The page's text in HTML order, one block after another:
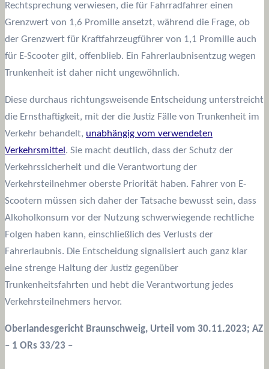
Rechtsprechung verwiesen, die für Fahrradfahrer einen
Grenzwert von 1,6 Promille ansetzt, während die Frage, ob
der Grenzwert für Kraftfahrzeugführer von 1,1 Promille auch
für E-Scooter gilt, offenblieb. Ein Fahrerlaubnisentzug wegen
Trunkenheit ist daher nicht ungewöhnlich.
Diese durchaus richtungsweisende Entscheidung unterstreicht
die Ernsthaftigkeit, mit der die Justiz Fälle von Trunkenheit im
Verkehr behandelt, unabhängig vom verwendeten
Verkehrsmittel . Sie macht deutlich, dass der Schutz der
Verkehrssicherheit und die Verantwortung der
Verkehrsteilnehmer oberste Priorität haben. Fahrer von E-
Scootern müssen sich daher der Tatsache bewusst sein, dass
Alkoholkonsum vor der Nutzung schwerwiegende rechtliche
Folgen haben kann, einschließlich des Verlusts der
Fahrerlaubnis. Die Entscheidung signalisiert auch ganz klar
eine strenge Haltung der Justiz gegenüber
Trunkenheitsfahrten und hebt die Verantwortung jedes
Verkehrsteilnehmers hervor.
Oberlandesgericht Braunschweig, Urteil vom 30.11.2023; AZ
– 1 ORs 33/23 –